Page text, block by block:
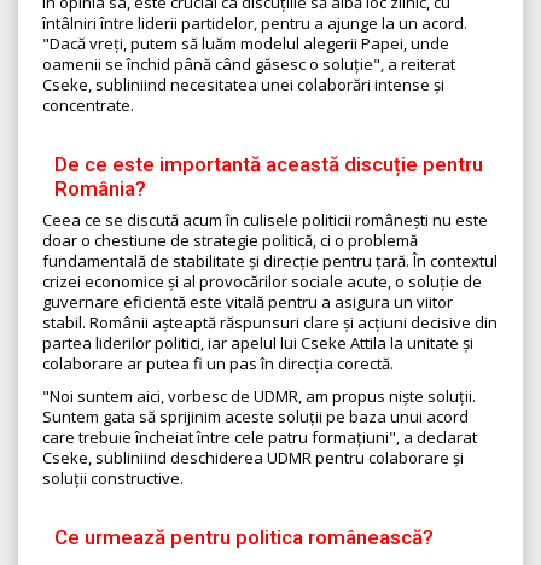
întâlniri între liderii partidelor, pentru a ajunge la un acord.
"Dacă vreți, putem să luăm modelul alegerii Papei, unde
oamenii se închid până când găsesc o soluție", a reiterat
Cseke, subliniind necesitatea unei colaborări intense și
concentrate.
De ce este importantă această discuție pentru
România?
Ceea ce se discută acum în culisele politicii românești nu este
doar o chestiune de strategie politică, ci o problemă
fundamentală de stabilitate și direcție pentru țară. În contextul
crizei economice și al provocărilor sociale acute, o soluție de
guvernare eficientă este vitală pentru a asigura un viitor
stabil. Românii așteaptă răspunsuri clare și acțiuni decisive din
partea liderilor politici, iar apelul lui Cseke Attila la unitate și
colaborare ar putea fi un pas în direcția corectă.
"Noi suntem aici, vorbesc de UDMR, am propus niște soluții.
Suntem gata să sprijinim aceste soluții pe baza unui acord
care trebuie încheiat între cele patru formațiuni", a declarat
Cseke, subliniind deschiderea UDMR pentru colaborare și
soluții constructive.
Ce urmează pentru politica românească?